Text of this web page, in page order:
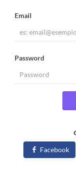
Email
Password
Facebook